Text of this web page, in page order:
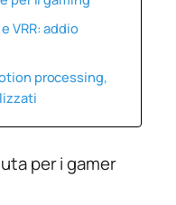
VRR: addio
processing,
per i gamer